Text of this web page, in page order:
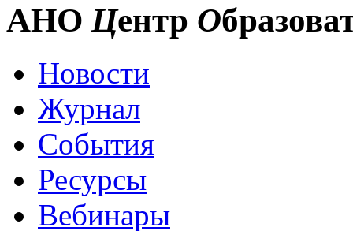
АНО Центр О
Новости
Журнал
События
Ресурсы
Вебинары